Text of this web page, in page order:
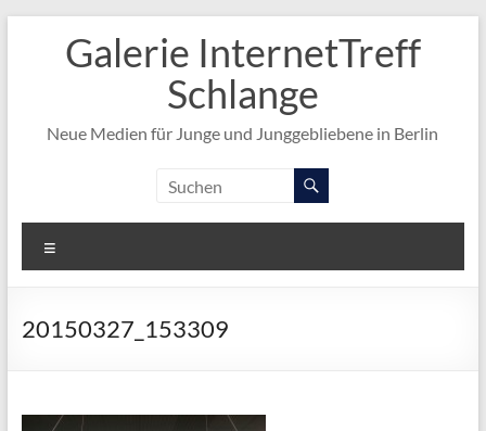
springenGalerie InternetTreff
Schlange
Neue Medien für Junge und Junggebliebene in Berlin
20150327_153309